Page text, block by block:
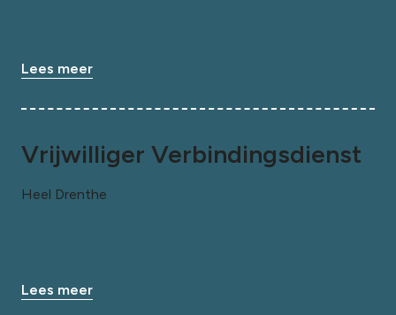
Lees meer
Vrijwilliger Verbindingsdienst
Heel Drenthe
Lees meer